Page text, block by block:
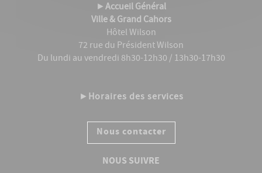
►Accueil Général
Ville & Grand Cahors
Hôtel Wilson
72 rue du Président Wilson
Du lundi au vendredi 8h30-12h30 / 13h30-17h30
► Horaires des services
Nous contacter
NOUS SUIVRE